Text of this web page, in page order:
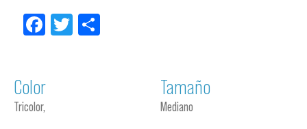
Facebook
Twitter
Color
Tricolor,
Tamaño
Mediano